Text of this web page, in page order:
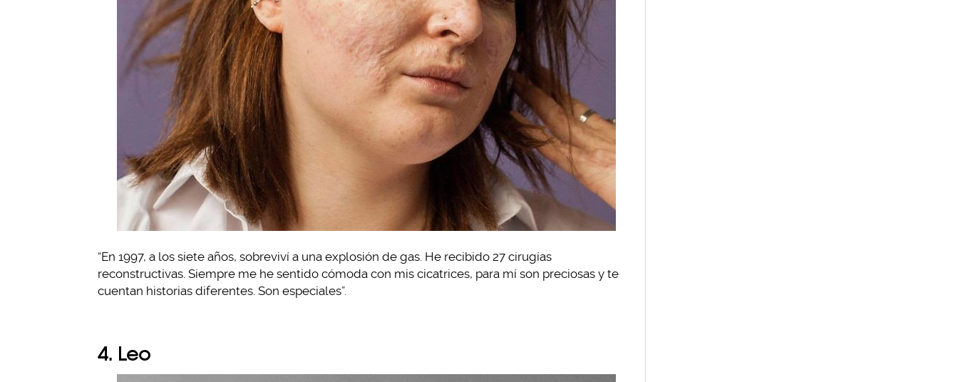
“En 1997, a los siete años, sobreviví a una explosión de gas. He recibido 27 cirugías
reconstructivas. Siempre me he sentido cómoda con mis cicatrices, para mí son preciosas y te
cuentan historias diferentes. Son especiales”.
4. Leo